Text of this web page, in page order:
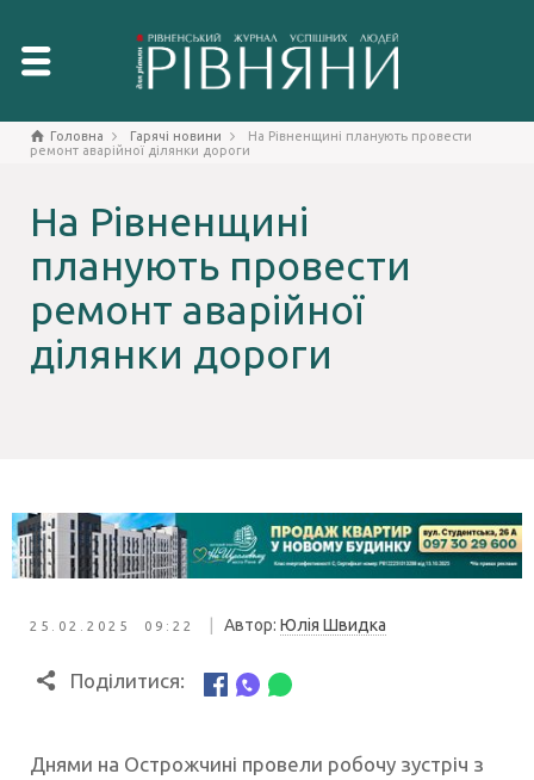
Головна Гарячі новини
На Рівненщині планують провести
ремонт аварійної ділянки дороги
На Рівненщині
планують провести
ремонт аварійної
ділянки дороги
25.02.2025 09:22 Автор: Юлія Швидка
Поділитися:
Днями на Острожчині провели робочу зустріч з